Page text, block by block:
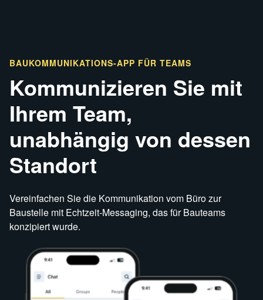
BAUKOMMUNIKATIONS-APP FÜR TEAMS
Kommunizieren Sie mit
Ihrem Team,
unabhängig von dessen
Standort
Vereinfachen Sie die Kommunikation vom Büro zur
Baustelle mit Echtzeit-Messaging, das für Bauteams
konzipiert wurde.